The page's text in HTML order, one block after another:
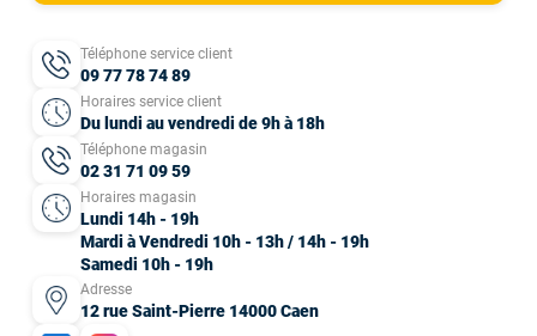
Téléphone service client
09 77 78 74 89
Horaires service client
Du lundi au vendredi de 9h à 18h
Téléphone magasin
02 31 71 09 59
Horaires magasin
Lundi 14h - 19h
Mardi à Vendredi 10h - 13h / 14h - 19h
Samedi 10h - 19h
Adresse
12 rue Saint-Pierre 14000 Caen